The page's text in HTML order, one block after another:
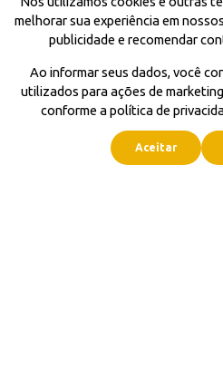
melhorar sua experiência em
publicidade e recomendar
Ao informar seus dados, você
utilizados para ações de
conforme a política de
Aceitar